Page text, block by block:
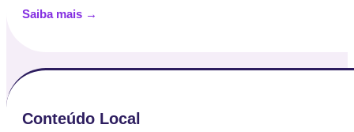
Saiba mais →
Conteúdo Local